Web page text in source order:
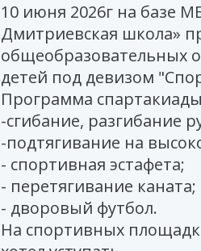
10 июня 2026г на базе
Дмитриевская школа»
общеобразовательных
детей под девизом
Программа
-сгибание, разгибание
-подтягивание на
- спортивная эстафета;
- перетягивание каната;
- дворовый футбол.
На спортивных